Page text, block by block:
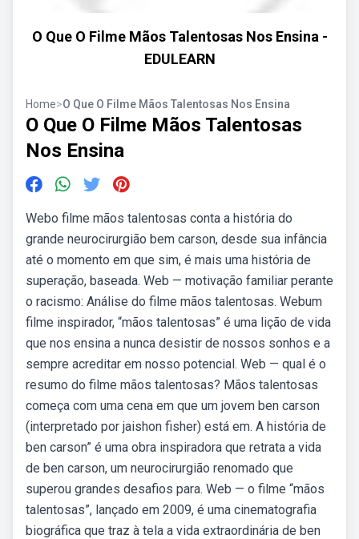
O Que O Filme Mãos Talentosas Nos Ensina -
EDULEARN
Home>O Que O Filme Mãos Talentosas Nos Ensina
O Que O Filme Mãos Talentosas
Nos Ensina
Webo filme mãos talentosas conta a história do
grande neurocirurgião bem carson, desde sua infância
até o momento em que sim, é mais uma história de
superação, baseada. Web — motivação familiar perante
o racismo: Análise do filme mãos talentosas. Webum
filme inspirador, “mãos talentosas” é uma lição de vida
que nos ensina a nunca desistir de nossos sonhos e a
sempre acreditar em nosso potencial. Web — qual é o
resumo do filme mãos talentosas? Mãos talentosas
começa com uma cena em que um jovem ben carson
(interpretado por jaishon fisher) está em. A história de
ben carson” é uma obra inspiradora que retrata a vida
de ben carson, um neurocirurgião renomado que
superou grandes desafios para. Web — o filme “mãos
talentosas”, lançado em 2009, é uma cinematografia
biográfica que traz à tela a vida extraordinária de ben